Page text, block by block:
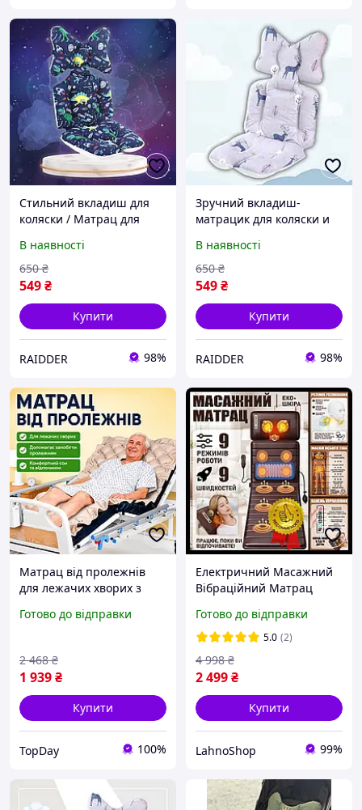
Стильний вкладиш для
коляски / Матрац для
принтом
В наявності
549₴
650 ₴
Купити
RAIDDER 98%
Зручний вкладиш-
матрацик для коляски и
Матрац для автокрісла
Сірий з принтом
В наявності
549₴
650 ₴
Купити
RAIDDER 98%
Матрац від пролежнів
для лежачих хворих з
Готово до відправки
1 939₴
2 468 ₴
Купити
TopDay 100%
Електричний Масажний
Вібраційний Матрац
для Зняття Стресу для
Спини Тіла
Готово до відправки
5.0 (2)
2 499₴
4 998 ₴
Купити
LahnoShop 99%